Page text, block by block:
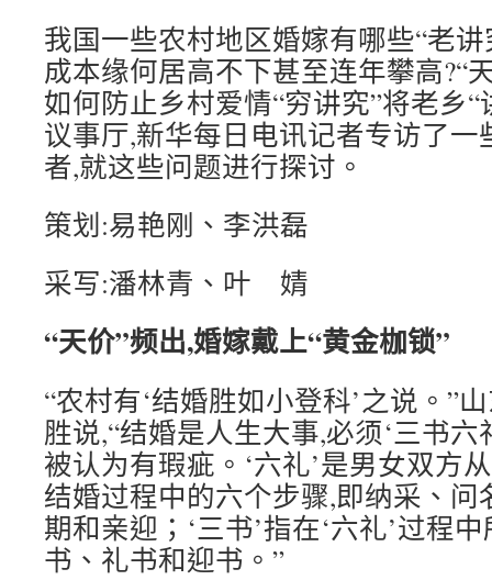
我国一些农村地区婚嫁有哪些“老讲
成本缘何居高不下甚至连年攀高?“
如何防止乡村爱情“穷讲究”将老
议事厅,新华每日电讯记者专访了
者,就这些问题进行探讨。
策划:易艳刚、李洪磊
采写:潘林青、叶 婧
“天价”频出,婚嫁戴上“黄金枷锁”
“农村有‘结婚胜如小登科’之说。”
胜说,“结婚是人生大事,必须‘三书六
被认为有瑕疵。‘六礼’是男女双方
结婚过程中的六个步骤,即纳采、
期和亲迎；‘三书’指在‘六礼’过程
书、礼书和迎书。”